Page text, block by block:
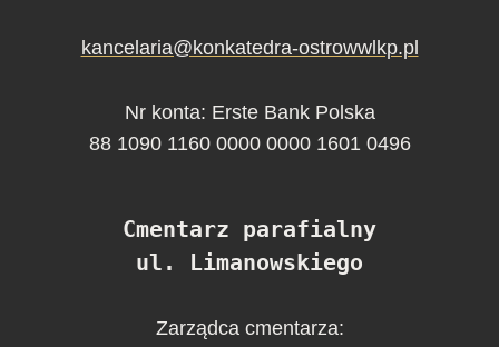
kancelaria@konkatedra-ostrowwlkp.pl
Nr konta: Erste Bank Polska
88 1090 1160 0000 0000 1601 0496
Cmentarz parafialny
ul. Limanowskiego
Zarządca cmentarza: